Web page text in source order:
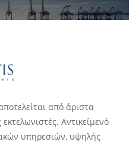
από άριστα
Αντικείμενό
υπηρεσιών, υψηλής